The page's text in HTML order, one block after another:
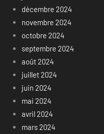
décembre 2024
novembre 2024
octobre 2024
septembre 2024
août 2024
juillet 2024
juin 2024
mai 2024
avril 2024
mars 2024